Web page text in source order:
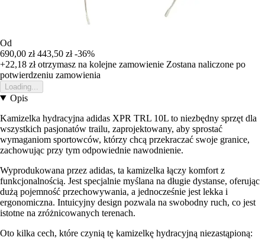
Od
690,00 zł 443,50 zł -36%
+22,18 złotrzymasz na kolejne zamowienie Zostana naliczone po
potwierdzeniu zamowienia
Loading...
Opis
Kamizelka hydracyjna adidas XPR TRL 10L to niezbędny sprzęt dla
wszystkich pasjonatów trailu, zaprojektowany, aby sprostać
wymaganiom sportowców, którzy chcą przekraczać swoje granice,
zachowując przy tym odpowiednie nawodnienie.
Wyprodukowana przez adidas, ta kamizelka łączy komfort z
funkcjonalnością. Jest specjalnie myślana na długie dystanse, oferując
dużą pojemność przechowywania, a jednocześnie jest lekka i
ergonomiczna. Intuicyjny design pozwala na swobodny ruch, co jest
istotne na zróżnicowanych terenach.
Oto kilka cech, które czynią tę kamizelkę hydracyjną niezastąpioną: